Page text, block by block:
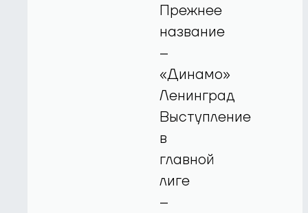
Прежнее
название
–
«Динамо»
Ленинград
Выступление
в
главной
лиге
–